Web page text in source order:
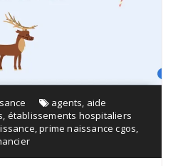
agents aide
établissements hospitaliers
,prime naissance cgos